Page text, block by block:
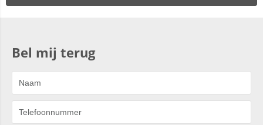
Bel mij terug